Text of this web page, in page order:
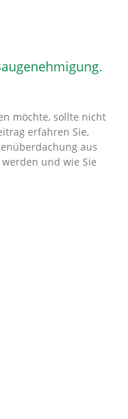
möchte, sollte nicht
erfahren Sie,
aus
und wie Sie